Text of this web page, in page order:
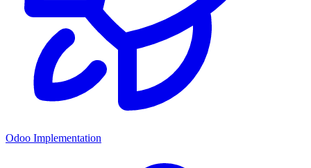
Odoo Implementation